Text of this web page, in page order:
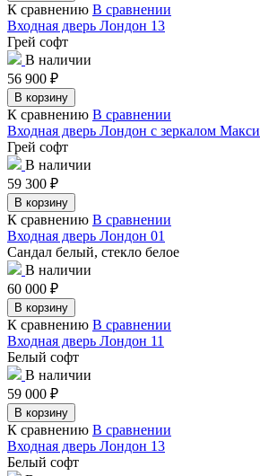
К сравнению В сравнении
Входная дверь Лондон 13
Грей софт
В наличии
56 900 ₽
В корзину
К сравнению В сравнении
Входная дверь Лондон с зеркалом
Грей софт
В наличии
59 300 ₽
В корзину
К сравнению В сравнении
Входная дверь Лондон 01
Сандал белый, стекло белое
В наличии
60 000 ₽
В корзину
К сравнению В сравнении
Входная дверь Лондон 11
Белый софт
В наличии
59 000 ₽
В корзину
К сравнению В сравнении
Входная дверь Лондон 13
Белый софт